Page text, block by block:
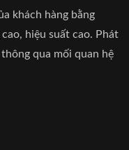
khách hàng bằng
hiệu suất cao. Phát
qua mối quan hệ